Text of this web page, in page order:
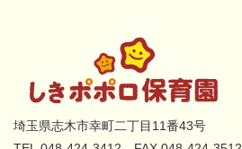
埼玉県志木市幸町二丁目11番43号